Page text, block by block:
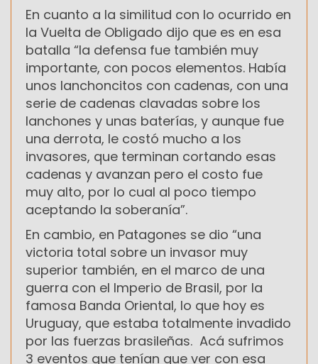
En cuanto a la similitud con lo ocurrido en
la Vuelta de Obligado dijo que es en esa
batalla “la defensa fue también muy
importante, con pocos elementos. Había
unos lanchoncitos con cadenas, con una
serie de cadenas clavadas sobre los
lanchones y unas baterías, y aunque fue
una derrota, le costó mucho a los
invasores, que terminan cortando esas
cadenas y avanzan pero el costo fue
muy alto, por lo cual al poco tiempo
aceptando la soberanía”.
En cambio, en Patagones se dio “una
victoria total sobre un invasor muy
superior también, en el marco de una
guerra con el Imperio de Brasil, por la
famosa Banda Oriental, lo que hoy es
Uruguay, que estaba totalmente invadido
por las fuerzas brasileñas. Acá sufrimos
3 eventos que tenían que ver con esa